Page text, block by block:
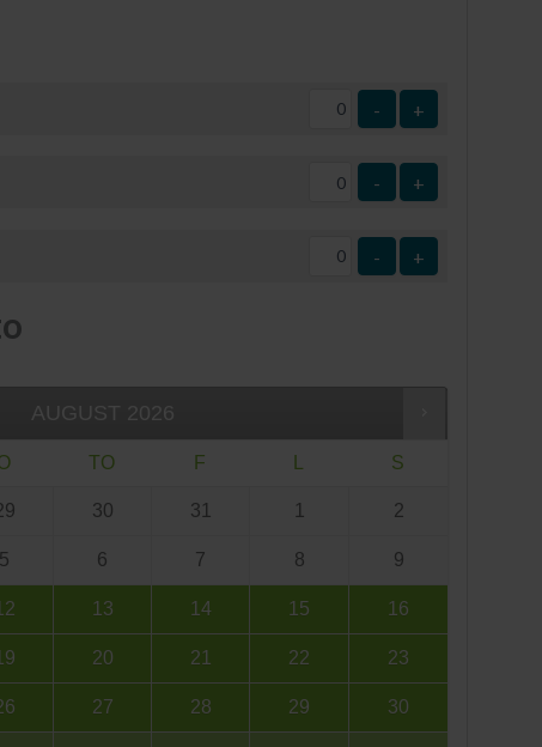
- +
- +
- +
AUGUST 2026
TO F S
30 31 1 2
5 6 7 8 9
13 14 15 16
20 21 22 23
27 28 29 30